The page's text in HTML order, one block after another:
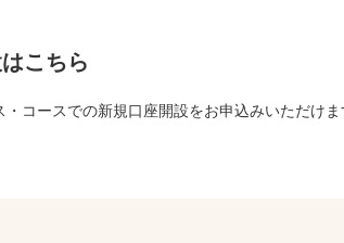
こちら
・コースでの新規口座開設をお申込みいただけま